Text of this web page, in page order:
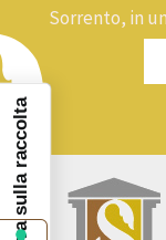
Sorrento, in